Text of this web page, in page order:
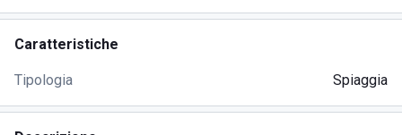
Caratteristiche
Tipologia Spiaggia